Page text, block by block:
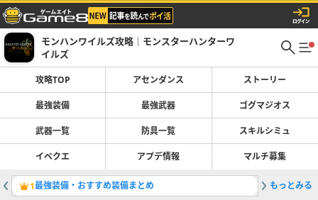
モンハンワイルズ攻略｜モンスターハンターワ
イルズ
攻略TOP アセンダンス ストーリー
最強装備 最強武器 ゴグマジオス
武器一覧 防具一覧 スキルシミュ
イベクエ アプデ情報 マルチ募集
1最強装備・おすすめ装備まとめ 2巨戟ア
もっとみる